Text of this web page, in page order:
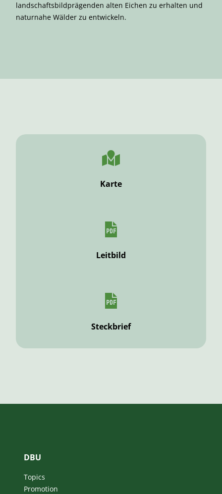
landschaftsbildprägenden alten Eichen zu erhalten und
naturnahe Wälder zu entwickeln.
Karte
Leitbild
Steckbrief
DBU
Topics
Promotion